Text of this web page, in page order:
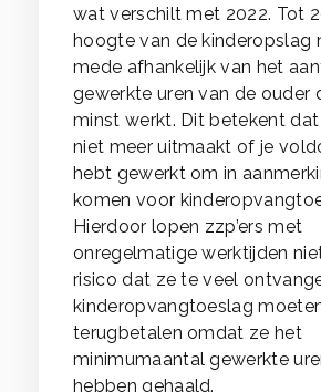
wat verschilt met 2022. Tot
hoogte van de kinderopslag
mede afhankelijk van het
gewerkte uren van de ouder
minst werkt. Dit betekent
niet meer uitmaakt of je
hebt gewerkt om in
komen voor
Hierdoor lopen zzp’ers met
onregelmatige werktijden
risico dat ze te veel
kinderopvangtoeslag
terugbetalen omdat ze het
minimumaantal gewerkte
hebben gehaald.